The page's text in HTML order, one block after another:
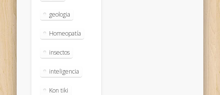
geologia
Homeopatía
insectos
inteligencia
Kon tiki